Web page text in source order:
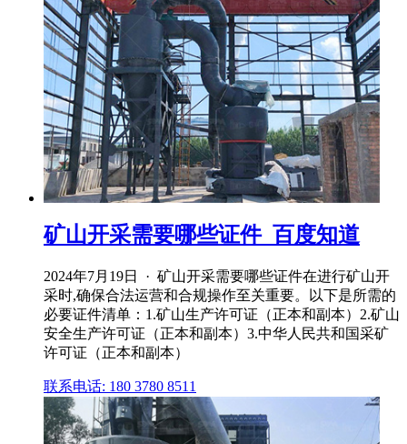
矿山开采需要哪些证件_百度知道
2024年7月19日 · 矿山开采需要哪些证件在进行矿山开
采时,确保合法运营和合规操作至关重要。以下是所需的
必要证件清单：1.矿山生产许可证（正本和副本）2.矿山
安全生产许可证（正本和副本）3.中华人民共和国采矿
许可证（正本和副本）
联系电话: 180 3780 8511